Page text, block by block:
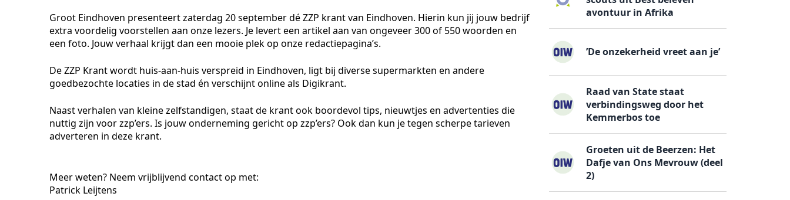
Groot Eindhoven presenteert zaterdag 20 september dé ZZP krant van Eindhoven. Hierin kun jij jouw bedrijf
extra voordelig voorstellen aan onze lezers. Je levert een artikel aan van ongeveer 300 of 550 woorden en
een foto. Jouw verhaal krijgt dan een mooie plek op onze redactiepagina’s.
De ZZP Krant wordt huis-aan-huis verspreid in Eindhoven, ligt bij diverse supermarkten en andere
goedbezochte locaties in de stad én verschijnt online als Digikrant.
Naast verhalen van kleine zelfstandigen, staat de krant ook boordevol tips, nieuwtjes en advertenties die
nuttig zijn voor zzp’ers. Is jouw onderneming gericht op zzp’ers? Ook dan kun je tegen scherpe tarieven
adverteren in deze krant.
Meer weten? Neem vrijblijvend contact op met:
Patrick Leijtens
avontuur in Afrika
’De onzekerheid vreet aan je’
Raad van State staat
verbindingsweg door het
Kemmerbos toe
Groeten uit de Beerzen: Het
Dafje van Ons Mevrouw (deel
2)